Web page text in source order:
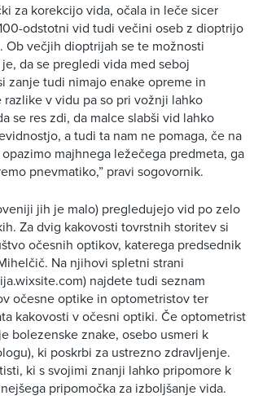
za korekcijo vida, očala in leče sicer
odstotni vid tudi večini oseb z dioptrijo
Ob večjih dioptrijah se te možnosti
da se pregledi vida med seboj
zanje tudi nimajo enake opreme in
razlike v vidu pa so pri vožnji lahko
se res zdi, da malce slabši vid lahko
a tudi ta nam ne pomaga, če na
majhnega ležečega predmeta, ga
pnevmatiko,” pravi sogovornik.
jih je malo) pregledujejo vid po zelo
Za dvig kakovosti tovrstnih storitev si
očesnih optikov, katerega predsednik
Na njihovi spletni strani
najdete tudi seznam
očesne optike in optometristov ter
kakovosti v očesni optiki. Če optometrist
bolezenske znake, osebo usmeri k
ki poskrbi za ustrezno zdravljenje.
ki s svojimi znanji lahko pripomore k
pripomočka za izboljšanje vida.